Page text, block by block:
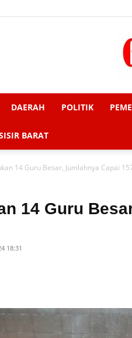
DAERAH POLITIK
BARAT
14 Guru Besar, Jumlahnya Capai
14 Guru
18:31